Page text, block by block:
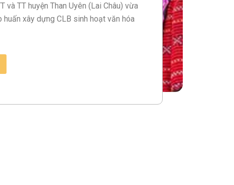
và TT huyện Than Uyên (Lai Châu) vừa
xây dựng CLB sinh hoạt văn hóa